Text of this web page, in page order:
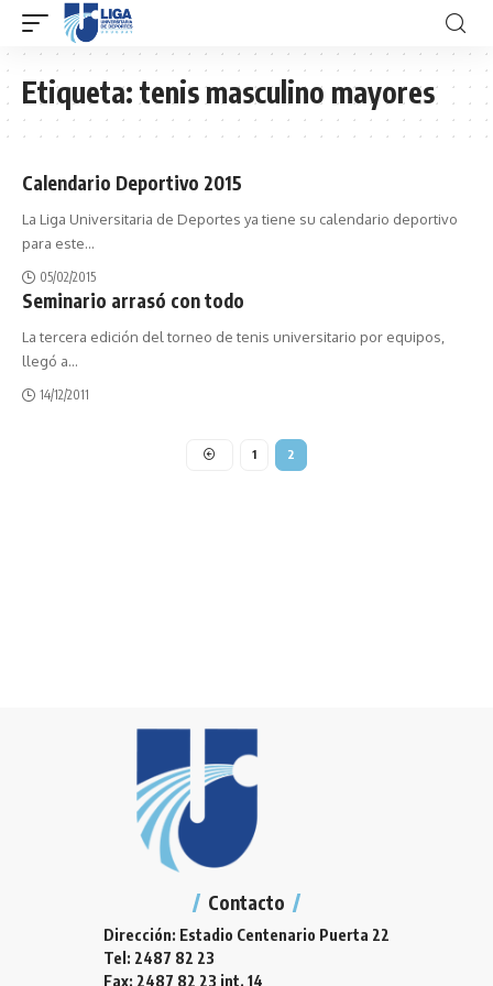
Etiqueta:tenis masculino mayores
Calendario Deportivo 2015
La Liga Universitaria de Deportes ya tiene su calendario deportivo
para este…
05/02/2015
Seminario arrasó con todo
La tercera edición del torneo de tenis universitario por equipos,
llegó a…
14/12/2011
1 2
Contacto
Dirección: Estadio Centenario Puerta 22
Tel: 2487 82 23
Fax: 2487 82 23 int. 14